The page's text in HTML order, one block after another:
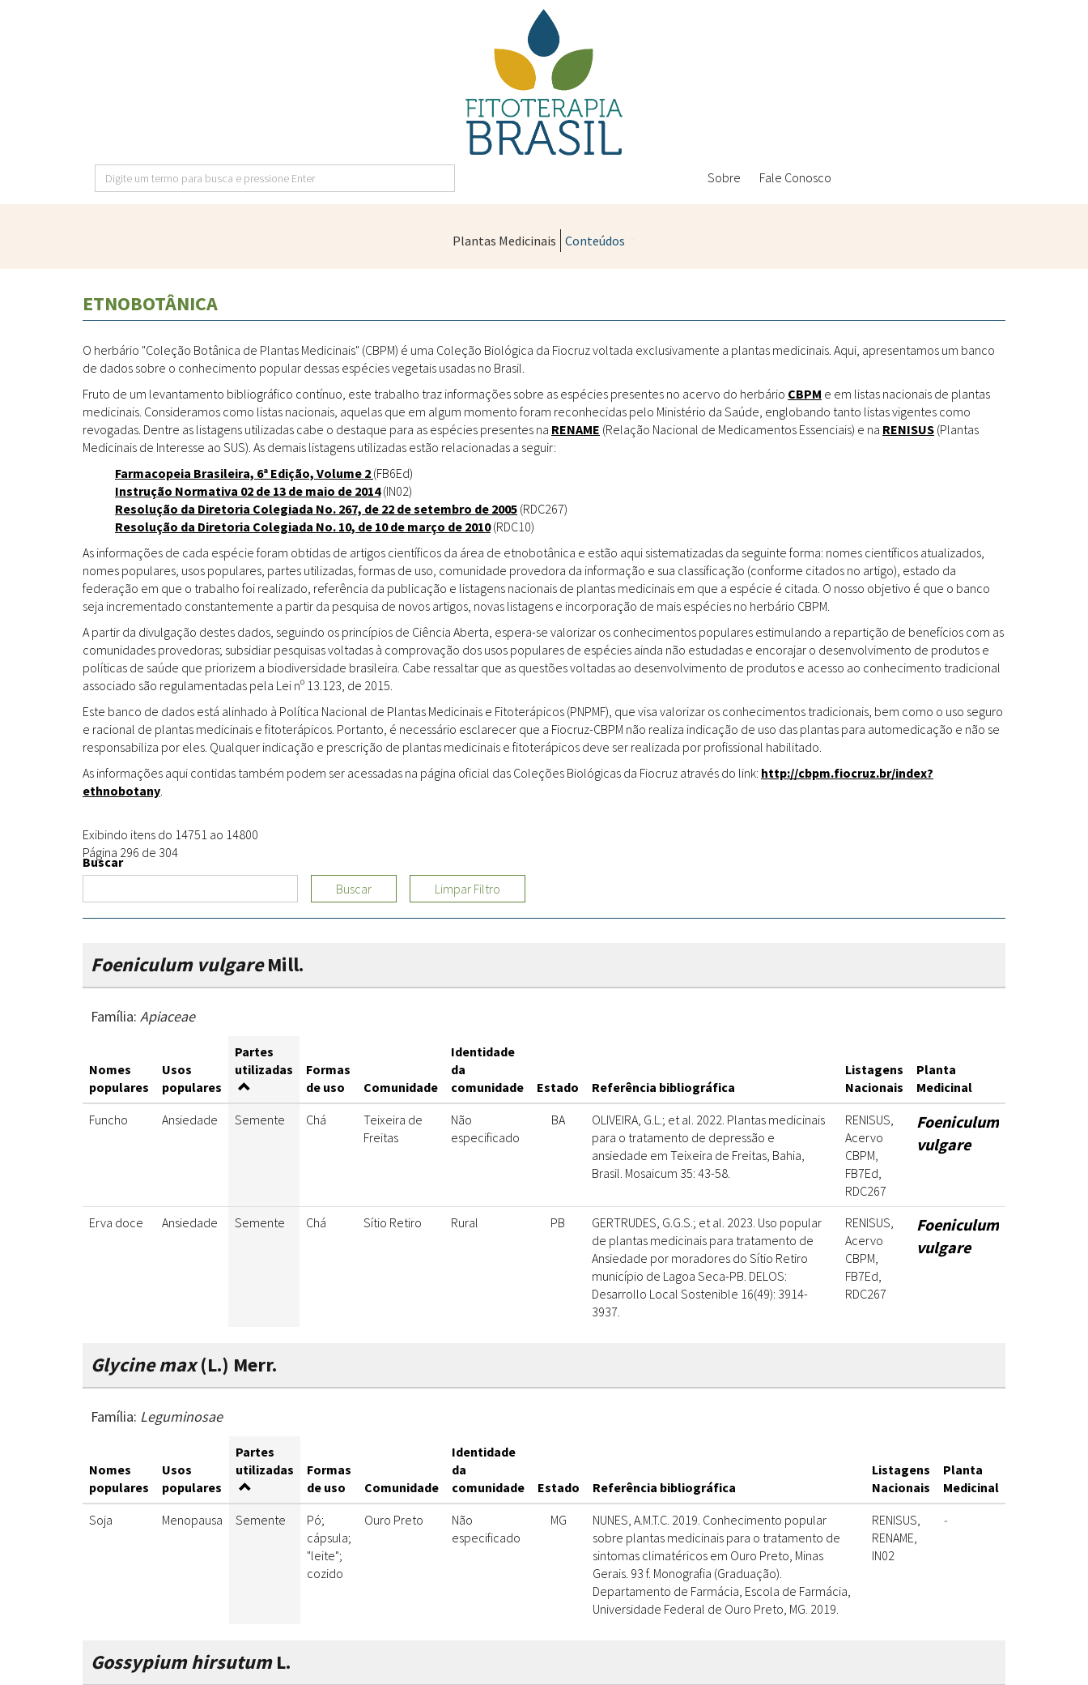
pressione
Enter
Sobre Fale Conosco
Plantas Medicinais Conteúdos
Sanitárias
Políticas
Metodologias
Farmácias Vivas
Medicinais
Conceitos
Livros
Periódicos
Produções Acadêmicas
Todos
Grupos de Pesquisa
Sementes, Mudas &
Plantas
Produto & Indústria Padrões
Fitoterápicos
Educação & Arte
Sites
ETNOBOTÂNICA
O herbário "Coleção Botânica de Plantas Medicinais" (CBPM) é uma Coleção Biológica da Fiocruz voltada exclusivamente a plantas medicinais. Aqui, apresentamos um banco
de dados sobre o conhecimento popular dessas espécies vegetais usadas no Brasil.
Fruto de um levantamento bibliográfico contínuo, este trabalho traz informações sobre as espécies presentes no acervo do herbário CBPM e em listas nacionais de plantas
medicinais. Consideramos como listas nacionais, aquelas que em algum momento foram reconhecidas pelo Ministério da Saúde, englobando tanto listas vigentes como
revogadas. Dentre as listagens utilizadas cabe o destaque para as espécies presentes na RENAME (Relação Nacional de Medicamentos Essenciais) e na RENISUS (Plantas
Medicinais de Interesse ao SUS). As demais listagens utilizadas estão relacionadas a seguir:
Farmacopeia Brasileira, 6ª Edição, Volume 2 (FB6Ed)
Instrução Normativa 02 de 13 de maio de 2014(IN02)
Resolução da Diretoria Colegiada No. 267, de 22 de setembro de 2005 (RDC267)
Resolução da Diretoria Colegiada No. 10, de 10 de março de 2010(RDC10)
As informações de cada espécie foram obtidas de artigos científicos da área de etnobotânica e estão aqui sistematizadas da seguinte forma: nomes científicos atualizados,
nomes populares, usos populares, partes utilizadas, formas de uso, comunidade provedora da informação e sua classificação (conforme citados no artigo), estado da
federação em que o trabalho foi realizado, referência da publicação e listagens nacionais de plantas medicinais em que a espécie é citada. O nosso objetivo é que o banco
seja incrementado constantemente a partir da pesquisa de novos artigos, novas listagens e incorporação de mais espécies no herbário CBPM.
A partir da divulgação destes dados, seguindo os princípios de Ciência Aberta, espera-se valorizar os conhecimentos populares estimulando a repartição de benefícios com as
comunidades provedoras; subsidiar pesquisas voltadas à comprovação dos usos populares de espécies ainda não estudadas e encorajar o desenvolvimento de produtos e
políticas de saúde que priorizem a biodiversidade brasileira. Cabe ressaltar que as questões voltadas ao desenvolvimento de produtos e acesso ao conhecimento tradicional
associado são regulamentadas pela Lei nº 13.123, de 2015.
Este banco de dados está alinhado à Política Nacional de Plantas Medicinais e Fitoterápicos (PNPMF), que visa valorizar os conhecimentos tradicionais, bem como o uso seguro
e racional de plantas medicinais e fitoterápicos. Portanto, é necessário esclarecer que a Fiocruz-CBPM não realiza indicação de uso das plantas para automedicação e não se
responsabiliza por eles. Qualquer indicação e prescrição de plantas medicinais e fitoterápicos deve ser realizada por profissional habilitado.
As informações aqui contidas também podem ser acessadas na página oficial das Coleções Biológicas da Fiocruz através do link: http://cbpm.fiocruz.br/index?
ethnobotany.
Exibindo itens do 14751 ao 14800
Página 296 de 304
Buscar
Buscar
Limpar Filtro
Foeniculum vulgareMill.
Família: Apiaceae
Nomes
populares
Usos
populares
Partes
utilizadas
Formas
de uso
Comunidade
Identidade
da
comunidade
Estado Referência bibliográfica
Listagens
Nacionais
Planta
Medicinal
Funcho
Ansiedade Semente Chá
Teixeira de
Freitas
Não
especificado
BA
OLIVEIRA, G.L.; et al. 2022. Plantas medicinais
para o tratamento de depressão e
ansiedade em Teixeira de Freitas, Bahia,
Brasil. Mosaicum 35: 43-58.
RENISUS,
Acervo
CBPM,
FB7Ed,
RDC267
Foeniculum
vulgare
Erva doce Ansiedade Semente Chá Sítio Retiro Rural PB
GERTRUDES, G.G.S.; et al. 2023. Uso popular
de plantas medicinais para tratamento de
Ansiedade por moradores do Sítio Retiro
município de Lagoa Seca-PB. DELOS:
Desarrollo Local Sostenible 16(49): 3914-
3937.
RENISUS,
Acervo
CBPM,
FB7Ed,
RDC267
Foeniculum
vulgare
Glycine max(L.) Merr.
Família: Leguminosae
Nomes
populares
Usos
populares
Partes
utilizadas
Formas
de uso
Comunidade
Identidade
da
comunidade
Estado Referência bibliográfica
Listagens
Nacionais
Planta
Medicinal
Soja
Menopausa Semente
Pó;
cápsula;
"leite";
cozido
Ouro Preto
Não
especificado
MG
NUNES, A.M.T.C. 2019. Conhecimento popular
sobre plantas medicinais para o tratamento de
sintomas climatéricos em Ouro Preto, Minas
Gerais. 93 f. Monografia (Graduação).
Departamento de Farmácia, Escola de Farmácia,
Universidade Federal de Ouro Preto, MG. 2019.
RENISUS,
RENAME,
IN02
-
Gossypium hirsutumL.